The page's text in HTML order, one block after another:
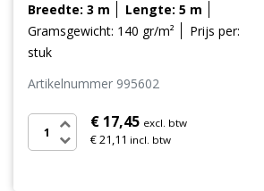
Breedte: 3 m
Lengte: 5 m
Gramsgewicht: 140 gr/m²
Prijs per:
stuk
Artikelnummer 995602
€ 17,45 excl. btw
€ 21,11 incl. btw